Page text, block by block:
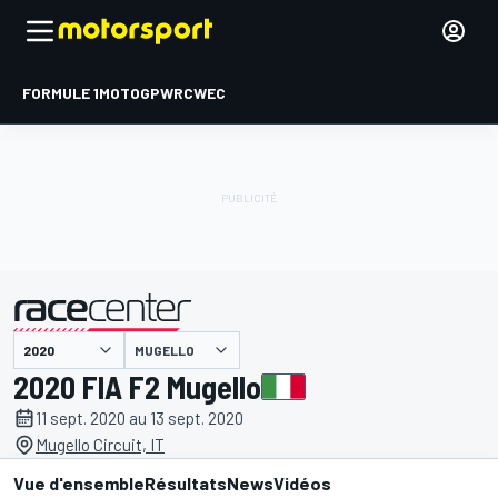
FORMULE 1MOTOGPWRCWEC
présenté par MUGELLO
2020 FIA F2 Mugello
11 sept. 2020 au 13 sept. 2020
Mugello Circuit, IT
Vue d'ensembleRésultatsNewsVidéos